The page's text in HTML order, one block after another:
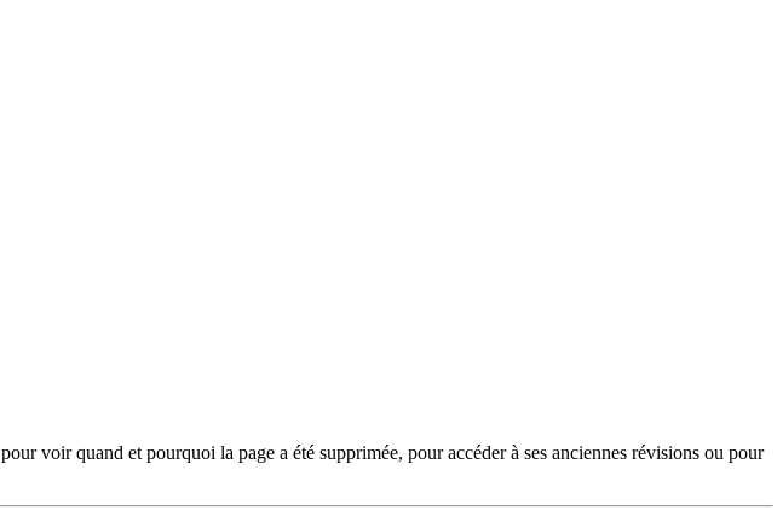
pour voir quand et pourquoi la page a été supprimée, pour accéder à ses anciennes révisions ou pour